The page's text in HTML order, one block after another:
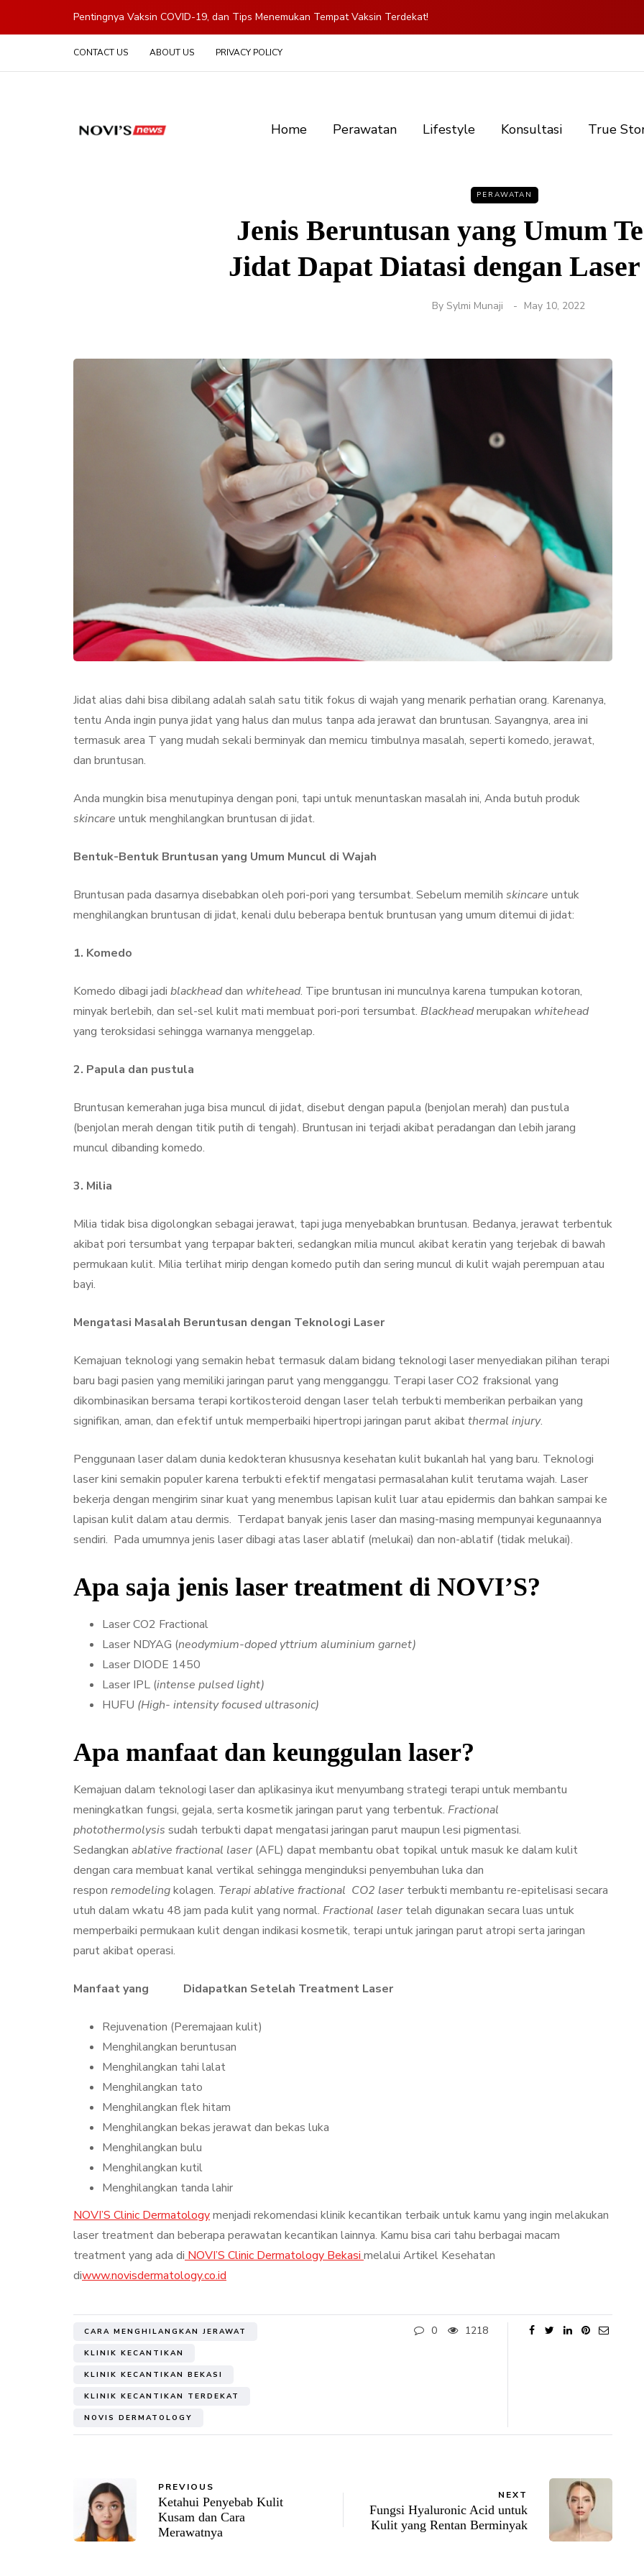
Pentingnya Vaksin COVID-19, dan Tips Menemukan Tempat Vaksin Terdekat!
CONTACT US ABOUT US PRIVACY POLICY
Home Perawatan Lifestyle Konsultasi True
PERAWATAN
Jenis Beruntusan yang Umum
Jidat Dapat Diatasi dengan
By Sylmi Munaji May 10, 2022
Jidat alias dahi bisa dibilang adalah salah satu titik fokus di wajah yang menarik perhatian orang. Karenanya,
tentu Anda ingin punya jidat yang halus dan mulus tanpa ada jerawat dan bruntusan. Sayangnya, area ini
termasuk area T yang mudah sekali berminyak dan memicu timbulnya masalah, seperti komedo, jerawat,
dan bruntusan.
Anda mungkin bisa menutupinya dengan poni, tapi untuk menuntaskan masalah ini, Anda butuh produk
skincare untuk menghilangkan bruntusan di jidat.
Bentuk-Bentuk Bruntusan yang Umum Muncul di Wajah
Bruntusan pada dasarnya disebabkan oleh pori-pori yang tersumbat. Sebelum memilih skincare untuk
menghilangkan bruntusan di jidat, kenali dulu beberapa bentuk bruntusan yang umum ditemui di jidat:
1. Komedo
Komedo dibagi jadi blackheaddan whitehead. Tipe bruntusan ini munculnya karena tumpukan kotoran,
minyak berlebih, dan sel-sel kulit mati membuat pori-pori tersumbat. Blackheadmerupakan whitehead
yang teroksidasi sehingga warnanya menggelap.
2. Papula dan pustula
Bruntusan kemerahan juga bisa muncul di jidat, disebut dengan papula (benjolan merah) dan pustula
(benjolan merah dengan titik putih di tengah). Bruntusan ini terjadi akibat peradangan dan lebih jarang
muncul dibanding komedo.
3. Milia
Milia tidak bisa digolongkan sebagai jerawat, tapi juga menyebabkan bruntusan. Bedanya, jerawat terbentuk
akibat pori tersumbat yang terpapar bakteri, sedangkan milia muncul akibat keratin yang terjebak di bawah
permukaan kulit. Milia terlihat mirip dengan komedo putih dan sering muncul di kulit wajah perempuan atau
bayi.
Mengatasi Masalah Beruntusan dengan Teknologi Laser
Kemajuan teknologi yang semakin hebat termasuk dalam bidang teknologi laser menyediakan pilihan terapi
baru bagi pasien yang memiliki jaringan parut yang mengganggu. Terapi laser CO2 fraksional yang
dikombinasikan bersama terapi kortikosteroid dengan laser telah terbukti memberikan perbaikan yang
signifikan, aman, dan efektif untuk memperbaiki hipertropi jaringan parut akibatthermal injury.
Penggunaan laser dalam dunia kedokteran khususnya kesehatan kulit bukanlah hal yang baru. Teknologi
laser kini semakin populer karena terbukti efektif mengatasi permasalahan kulit terutama wajah. Laser
bekerja dengan mengirim sinar kuat yang menembus lapisan kulit luar atau epidermis dan bahkan sampai ke
lapisan kulit dalam atau dermis. Terdapat banyak jenis laser dan masing-masing mempunyai kegunaannya
sendiri. Pada umumnya jenis laser dibagi atas laser ablatif (melukai) dan non-ablatif (tidak melukai).
Apa saja jenis laser treatment di NOVI’S?
Laser CO2 Fractional
Laser NDYAG (neodymium-doped yttrium aluminium garnet)
Laser DIODE 1450
Laser IPL (intense pulsed light)
HUFU (High- intensity focused ultrasonic)
Apa manfaat dan keunggulan laser?
Kemajuan dalam teknologi laser dan aplikasinya ikut menyumbang strategi terapi untuk membantu
meningkatkan fungsi, gejala, serta kosmetik jaringan parut yang terbentuk. Fractional
photothermolysis sudah terbukti dapat mengatasi jaringan parut maupun lesi pigmentasi.
Sedangkan ablative fractional laser (AFL) dapat membantu obat topikal untuk masuk ke dalam kulit
dengan cara membuat kanal vertikal sehingga menginduksi penyembuhan luka dan
respon remodelingkolagen. Terapi ablative fractional CO2 laser terbukti membantu re-epitelisasi secara
utuh dalam wkatu 48 jam pada kulit yang normal. Fractional laser telah digunakan secara luas untuk
memperbaiki permukaan kulit dengan indikasi kosmetik, terapi untuk jaringan parut atropi serta jaringan
parut akibat operasi.
Manfaat yang Didapatkan Setelah Treatment Laser
Rejuvenation (Peremajaan kulit)
Menghilangkan beruntusan
Menghilangkan tahi lalat
Menghilangkan tato
Menghilangkan flek hitam
Menghilangkan bekas jerawat dan bekas luka
Menghilangkan bulu
Menghilangkan kutil
Menghilangkan tanda lahir
NOVI’S Clinic Dermatologymenjadi rekomendasi klinik kecantikan terbaik untuk kamu yang ingin melakukan
laser treatment dan beberapa perawatan kecantikan lainnya. Kamu bisa cari tahu berbagai macam
treatment yang ada di NOVI’S Clinic Dermatology Bekasi melalui Artikel Kesehatan
diwww.novisdermatology.co.id
CARA MENGHILANGKAN JERAWAT
KLINIK KECANTIKAN
KLINIK KECANTIKAN BEKASI
KLINIK KECANTIKAN TERDEKAT
NOVIS DERMATOLOGY
0 1218
PREVIOUS
Ketahui Penyebab Kulit
Kusam dan Cara
Merawatnya
NEXT
Fungsi Hyaluronic Acid untuk
Kulit yang Rentan Berminyak
Perawatan Segudang
Manfaat
Sylmi Munaji November 26, 2021
Treatment? Ini
Penjelasannya